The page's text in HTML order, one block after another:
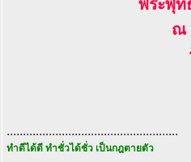
พระพุท
ณ
.....................................................
ทำดีได้ดี ทำชั่วได้ชั่ว เป็นกฎตายตัว